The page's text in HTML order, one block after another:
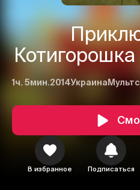
Котигорошка
1ч. 5мин.2014Украина
В избранное Подписаться